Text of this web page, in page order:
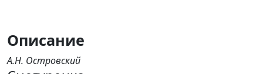
Описание
А.Н. Островский